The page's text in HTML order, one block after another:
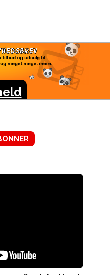
VORES
alt fra tilbud og udsalg til
og meget meget mere.